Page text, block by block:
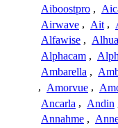
Aiboostpro ,
Airwave , Ait ,
Alfawise , Alhua
Alphacam ,
Ambarella ,
, Amorvue ,
Ancarla , Andin
Annahme ,